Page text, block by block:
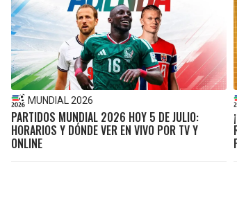
MUNDIAL 2026
PARTIDOS MUNDIAL 2026 HOY 5 DE JULIO:
HORARIOS Y DÓNDE VER EN VIVO POR TV Y
ONLINE